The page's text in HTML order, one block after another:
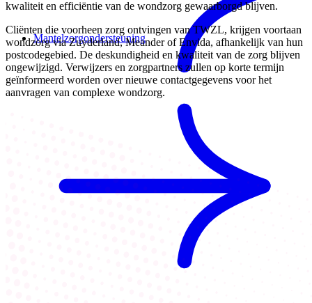
Mantelzorgondersteuning
kwaliteit en efficiëntie van de wondzorg gewaarborgd blijven.
Cliënten die voorheen zorg ontvingen van TWZL, krijgen voortaan
wondzorg via Zuyderland, Meander of Envida, afhankelijk van hun
postcodegebied. De deskundigheid en kwaliteit van de zorg blijven
ongewijzigd. Verwijzers en zorgpartners zullen op korte termijn
geïnformeerd worden over nieuwe contactgegevens voor het
aanvragen van complexe wondzorg.